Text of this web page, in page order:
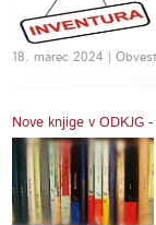
18. marec 2024 |
Nove knjige v ODKJG